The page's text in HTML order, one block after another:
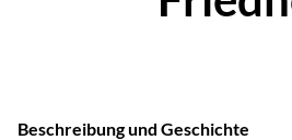
Beschreibung und Geschichte